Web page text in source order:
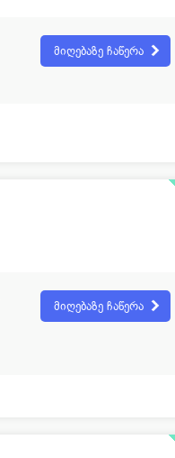
მიღებაზე ჩაწერა
მიღებაზე ჩაწერა